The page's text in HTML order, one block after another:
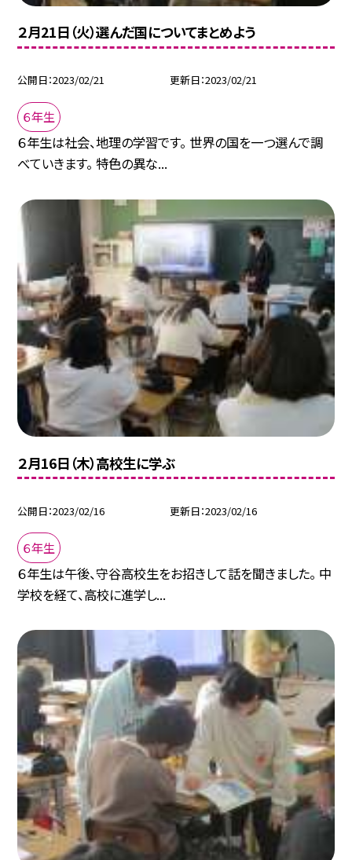
２月21日（火）選んだ国についてまとめよう
公開日 2023/02/21 更新日 2023/02/21
６年生
６年生は社会、地理の学習です。 世界の国を一つ選んで調
べていきます。 特色の異な...
２月16日（木）高校生に学ぶ
公開日 2023/02/16 更新日 2023/02/16
６年生
６年生は午後、守谷高校生をお招きして話を聞きました。 中
学校を経て、高校に進学し...